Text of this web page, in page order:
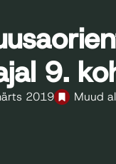
9.
2019 Muud